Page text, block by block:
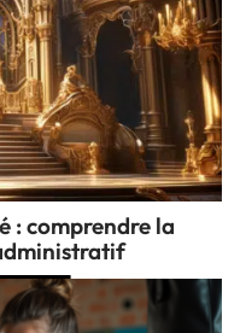
: comprendre la